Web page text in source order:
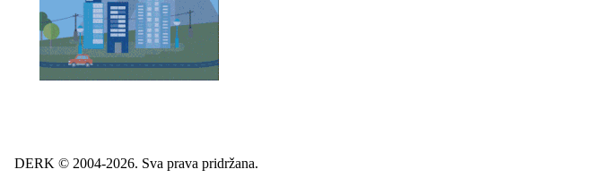
DERK © 2004-2026. Sva prava pridržana.